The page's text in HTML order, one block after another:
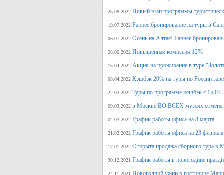
25.08.2022 Новый этап программы
19.07.2022 Раннее бронирование на туры в
06.07.2022 Осень на Алтае! Раннее
28.06.2022 Повышенная комиссия 12%
15.04.2022 Акция на проживание в туре
08.04.2022 Кэшбэк 20% на туры по России
22.03.2022 Туры по программе кешбэк с
09.03.2022 в Москве ВО ВСЕХ музеях
04.03.2022 График работы офиса на 8 марта
21.02.2022 График работы офиса на 23 февраля
17.01.2022 Открыта продажа сборного тура в
30.12.2021 График работы в новогодние
24.11.2021 Новогодний ужин в гостинице